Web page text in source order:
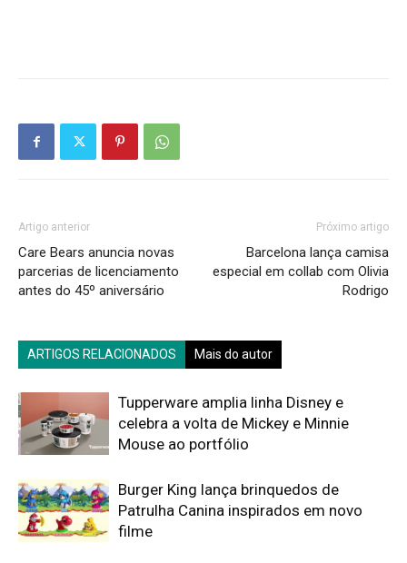
Artigo anterior
Care Bears anuncia novas
parcerias de licenciamento
antes do 45º aniversário
Próximo artigo
Barcelona lança camisa
especial em collab com Olivia
Rodrigo
ARTIGOS RELACIONADOS Mais do autor
Tupperware amplia linha Disney e
celebra a volta de Mickey e Minnie
Mouse ao portfólio
Burger King lança brinquedos de
Patrulha Canina inspirados em novo
filme